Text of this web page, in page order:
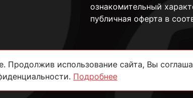
ознакомительный
публичная оферта в
использование сайта, Вы
Подробнее